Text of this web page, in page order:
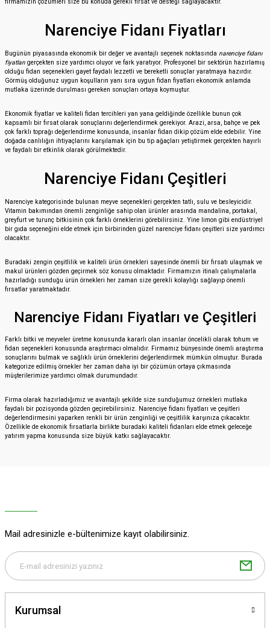
firmamızın çözümleri size bu konuda gerekli fırsat ve desteği sağlayacaktır.
Narenciye Fidanı Fiyatları
Bugünün piyasasında ekonomik bir değer ve avantajlı seçenek noktasında narenciye fidanı
fiyatları gerçekten size yardımcı oluyor ve fark yaratıyor. Profesyonel bir sektörün hazırlamış
olduğu fidan seçenekleri gayet faydalı lezzetli ve bereketli sonuçlar yaratmaya hazırdır.
Görmüş olduğunuz uygun koşulların yanı sıra uygun fidan fiyatları ekonomik anlamda
mutlaka üzerinde durulması gereken sonuçları ortaya koymuştur.
Ekonomik fiyatlar ve kaliteli fidan tercihleri yan yana geldiğinde özellikle bunun çok
kapsamlı bir fırsat olarak sonuçlarını değerlendirmek gerekiyor. Arazi, arsa, bahçe ve pek
çok farklı toprağı değerlendirme konusunda, insanlar fidan dikip çözüm elde edebilir. Yine
doğada canlılığın ihtiyaçlarını karşılamak için bu tip ağaçları yetiştirmek gerçekten hayırlı
ve faydalı bir etkinlik olarak görülmektedir.
Narenciye Fidanı Çeşitleri
Narenciye kategorisinde bulunan meyve seçenekleri gerçekten tatlı, sulu ve besleyicidir.
Vitamin bakımından önemli zenginliğe sahip olan ürünler arasında mandalina, portakal,
greyfurt ve turunç bitkisinin çok farklı örneklerini görebilirsiniz. Yine limon gibi endüstriyel
bir gıda seçeneğini elde etmek için birbirinden güzel narenciye fidanı çeşitleri size yardımcı
olacaktır.
Buradaki zengin çeşitlilik ve kaliteli ürün örnekleri sayesinde önemli bir fırsatı ulaşmak ve
makul ürünleri gözden geçirmek söz konusu olmaktadır. Firmamızın itinalı çalışmalarla
hazırladığı sunduğu ürün örnekleri her zaman size gerekli kolaylığı sağlayıp önemli
fırsatlar yaratmaktadır.
Narenciye Fidanı Fiyatları ve Çeşitleri
Farklı bitki ve meyveler üretme konusunda kararlı olan insanlar öncelikli olarak tohum ve
fidan seçenekleri konusunda araştırmacı olmalıdır. Firmamız bünyesinde önemli araştırma
sonuçlarını bulmak ve sağlıklı ürün örneklerini değerlendirmek mümkün olmuştur. Burada
kategorize edilmiş örnekler her zaman daha iyi bir çözümün ortaya çıkmasında
müşterilerimize yardımcı olmak durumundadır.
Firma olarak hazırladığımız ve avantajlı şekilde size sunduğumuz örnekleri mutlaka
faydalı bir pozisyonda gözden geçirebilirsiniz. Narenciye fidanı fiyatları ve çeşitleri
değerlendirmesini yaparken renkli bir ürün zenginliği ve çeşitlilik karşınıza çıkacaktır.
Özellikle de ekonomik fırsatlarla birlikte buradaki kaliteli fidanları elde etmek geleceğe
yatırım yapma konusunda size büyük katkı sağlayacaktır.
Mail adresinizle e-bültenimize kayıt olabilirsiniz.
Kurumsal